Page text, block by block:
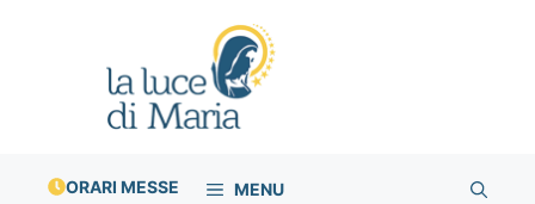
ORARI MESSE MENU